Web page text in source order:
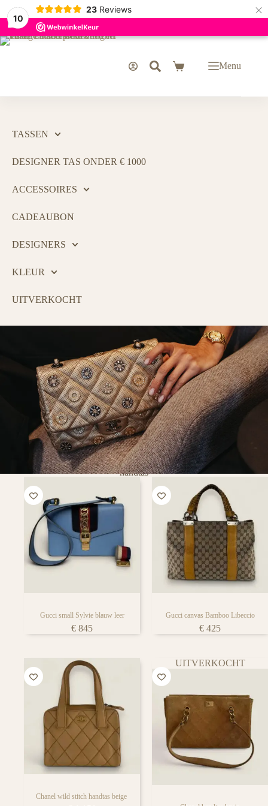
10
23 Reviews ×
Menu
TASSEN
DESIGNER TAS ONDER € 1000
ACCESSOIRES
CADEAUBON
DESIGNERS
KLEUR
UITVERKOCHT
PURSE CURSE
Tovert een lach op het gezicht van
iedere tassen liefhebber
handtas
Gucci small Sylvie blauw leer
€ 845
Gucci canvas Bamboo Libeccio
€ 425
Chanel wild stitch handtas beige
UITVERKOCHT